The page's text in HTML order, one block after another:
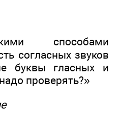
способами
согласных звуков
буквы гласных и
проверять?»